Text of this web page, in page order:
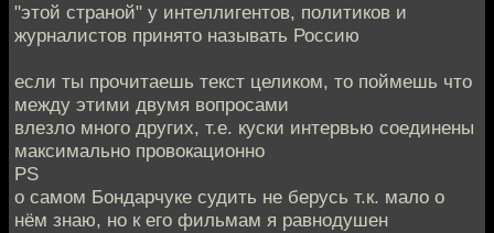
"этой страной" у интеллигентов, политиков и
журналистов принято называть Россию
если ты прочитаешь текст целиком, то поймешь что
между этими двумя вопросами
влезло много других, т.е. куски интервью соединены
максимально провокационно
PS
о самом Бондарчуке судить не берусь т.к. мало о
нём знаю, но к его фильмам я равнодушен